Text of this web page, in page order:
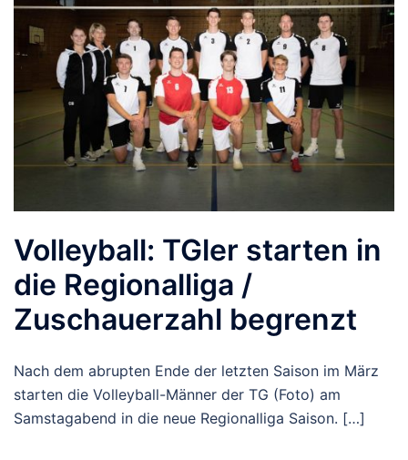
Volleyball: TGler starten in
die Regionalliga /
Zuschauerzahl begrenzt
Nach dem abrupten Ende der letzten Saison im März
starten die Volleyball-Männer der TG (Foto) am
Samstagabend in die neue Regionalliga Saison. […]